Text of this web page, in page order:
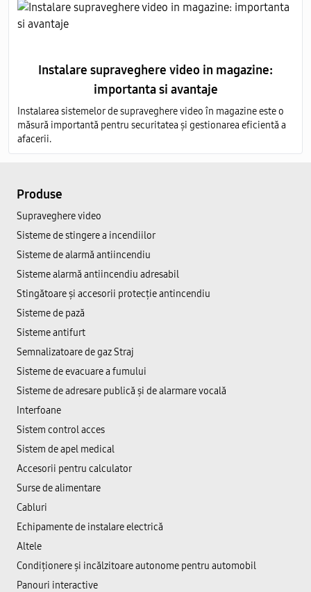
Instalare supraveghere video in magazine:
importanta si avantaje
Instalarea sistemelor de supraveghere video în magazine este o
măsură importantă pentru securitatea și gestionarea eficientă a
afacerii.
Produse
Supraveghere video
Sisteme de stingere a incendiilor
Sisteme de alarmă antiincendiu
Sisteme alarmă antiincendiu adresabil
Stingătoare și accesorii protecție antincendiu
Sisteme de pază
Sisteme antifurt
Semnalizatoare de gaz Straj
Sisteme de evacuare a fumului
Sisteme de adresare publică şi de alarmare vocală
Interfoane
Sistem control acces
Sistem de apel medical
Accesorii pentru calculator
Surse de alimentare
Cabluri
Echipamente de instalare electrică
Altele
Condiționere și incălzitoare autonome pentru automobil
Panouri interactive